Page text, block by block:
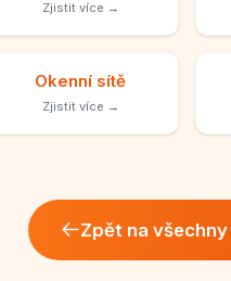
Zjistit více →
Okenní sítě
Zjistit více →
Zpět na